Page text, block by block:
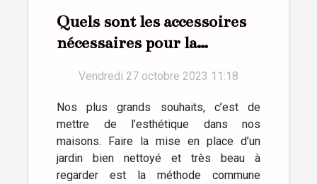
Quels sont les accessoires
nécessaires pour la
Vendredi 27 octobre 2023 11:18
Nos plus grands souhaits, c’est de
mettre de l’esthétique dans nos
maisons. Faire la mise en place d’un
jardin bien nettoyé et très beau à
regarder est la méthode commune